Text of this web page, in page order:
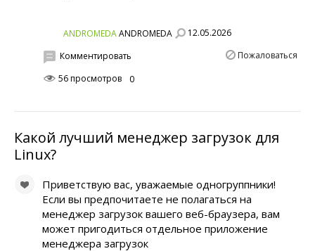
ANDROMEDAANDROMEDA
12.05.2026
Пожаловаться
Комментировать
56 просмотров
0
Какой лучший менеджер загрузок для
Linux?
Приветствую вас, уважаемые одногруппники!
Если вы предпочитаете не полагаться на
менеджер загрузок вашего веб-браузера, вам
может пригодиться отдельное приложение
менеджера загрузок